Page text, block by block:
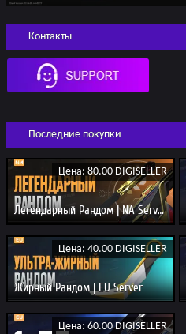
Контакты
Последние покупки
Цена: 80.00 DIGISELLER
Легендарный Рандом | NA Server
Цена: 40.00 DIGISELLER
Жирный Рандом | EU Server
Цена: 60.00 DIGISELLER